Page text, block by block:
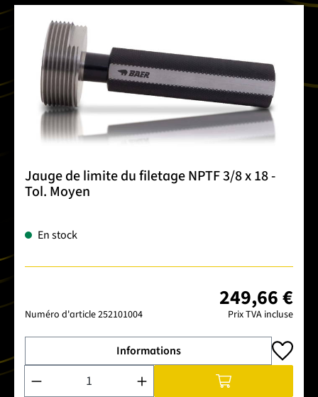
Jauge de limite du filetage NPTF 3/8 x 18 -
Tol. Moyen
En stock
Numéro d'article252101004
249,66 €
Prix TVA incluse
Informations
Quantité de produit : Entrez la quantité souhaitée ou